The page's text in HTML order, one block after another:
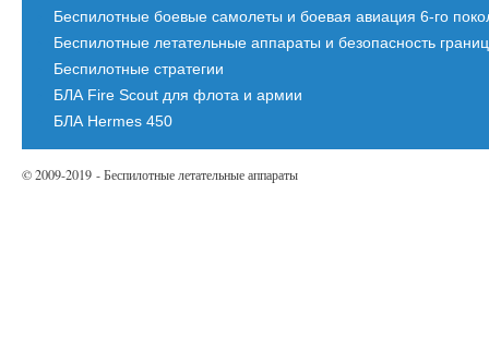
Беспилотные боевые самолеты и боевая авиация 6-го
Беспилотные летательные аппараты и безопасность границ
Беспилотные стратегии
БЛА Fire Scout для флота и армии
БЛА Hermes 450
© 2009-2019 - Беспилотные летательные аппараты